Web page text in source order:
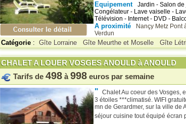
Equipement
Jardin - Salon
Congélateur - Lave vaiselle -
Télévision - Internet - DVD -
A proximité Nançy Metz Pont
Verdun
Catégorie : Gîte Lorraine Gîte Meurthe et Moselle Gîte
CHALET A LOUER VOSGES ANOULD à ANOULD
Tarifs de 498 à 998 euros par semaine
" Chalet Au coeur des Vosges,
3 étoiles ***climatisé. WIFI
mn de Gerardmer, sur la ville de
séjour cuisine tout équipé écran